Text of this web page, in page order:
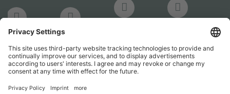
LinkedIn
PsychJOB PsychJOB
Hogrefe
Verlag
Hogrefe
Verlag